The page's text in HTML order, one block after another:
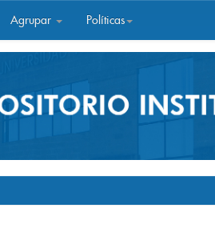
Agrupar Políticas